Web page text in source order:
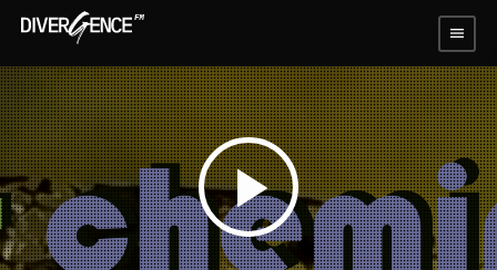
menu
play_arrow